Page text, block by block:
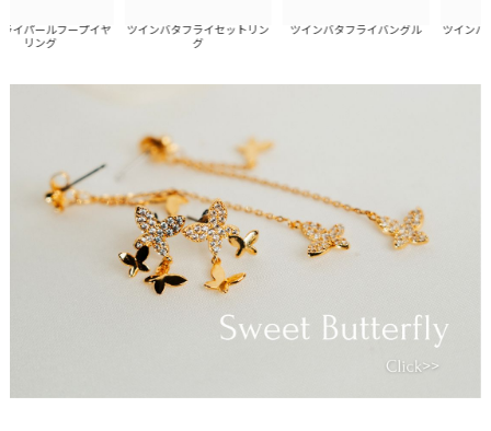
パールフープイヤ
リング
ツインバタフライセットリン
ツインバタフライバングル ツインバタ